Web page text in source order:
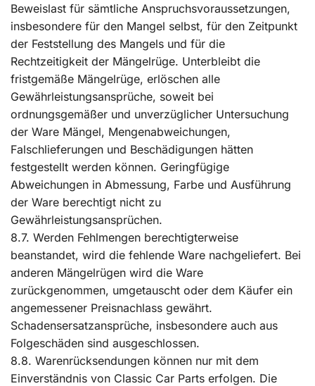
Beweislast für sämtliche Anspruchsvoraussetzungen,
insbesondere für den Mangel selbst, für den Zeitpunkt
der Feststellung des Mangels und für die
Rechtzeitigkeit der Mängelrüge. Unterbleibt die
fristgemäße Mängelrüge, erlöschen alle
Gewährleistungsansprüche, soweit bei
ordnungsgemäßer und unverzüglicher Untersuchung
der Ware Mängel, Mengenabweichungen,
Falschlieferungen und Beschädigungen hätten
festgestellt werden können. Geringfügige
Abweichungen in Abmessung, Farbe und Ausführung
der Ware berechtigt nicht zu
Gewährleistungsansprüchen.
8.7. Werden Fehlmengen berechtigterweise
beanstandet, wird die fehlende Ware nachgeliefert. Bei
anderen Mängelrügen wird die Ware
zurückgenommen, umgetauscht oder dem Käufer ein
angemessener Preisnachlass gewährt.
Schadensersatzansprüche, insbesondere auch aus
Folgeschäden sind ausgeschlossen.
8.8. Warenrücksendungen können nur mit dem
Einverständnis von Classic Car Parts erfolgen. Die